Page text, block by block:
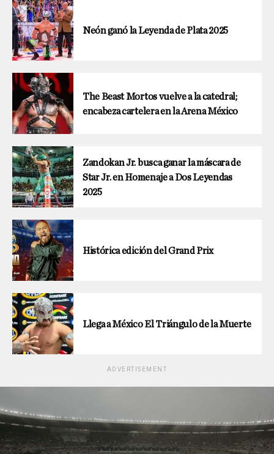
Neón ganó la Leyenda de Plata 2025
The Beast Mortos vuelve a la catedral;
encabeza cartelera en la Arena México
Zandokan Jr. busca ganar la máscara de
Star Jr. en Homenaje a Dos Leyendas
2025
Histórica edición del Grand Prix
Llega a México El Triángulo de la Muerte
ADVERTISEMENT